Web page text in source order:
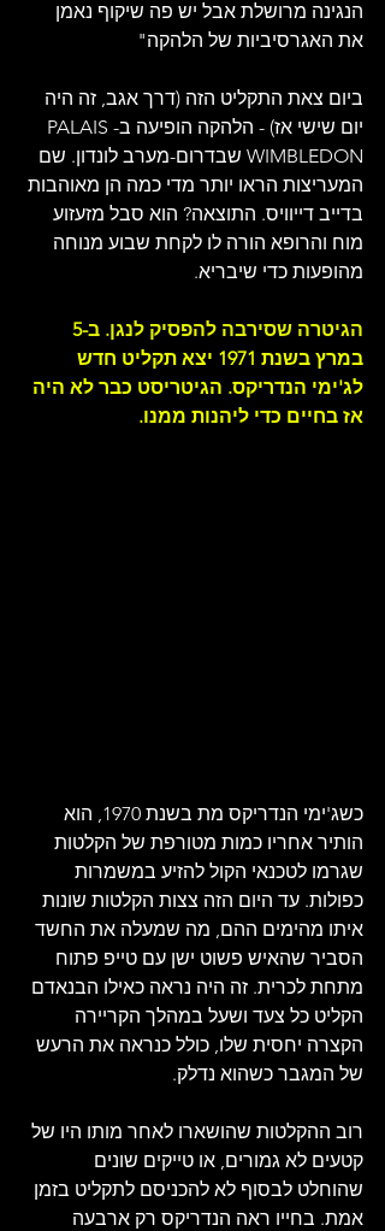
הנגינה מרושלת אבל יש פה שיקוף נאמן
את האגרסיביות של הלהקה"
ביום צאת התקליט הזה (דרך אגב, זה היה
יום שישי אז) - הלהקה הופיעה ב-PALAIS
WIMBLEDON שבדרום-מערב לונדון. שם
המעריצות הראו יותר מדי כמה הן מאוהבות
בדייב דייוויס. התוצאה? הוא סבל מזעזוע
מוח והרופא הורה לו לקחת שבוע מנוחה
מהופעות כדי שיבריא.
הגיטרה שסירבה להפסיק לנגן. ב
במרץ בשנת 1971 יצא תקליט חדש
לג'ימי הנדריקס. הגיטריסט כבר לא היה
אז בחיים כדי ליהנות ממנו.
כשג'ימי הנדריקס מת בשנת 1970, הוא
הותיר אחריו כמות מטורפת של הקלטות
שגרמו לטכנאי הקול להזיע במשמרות
כפולות. עד היום הזה צצות הקלטות שונות
איתו מהימים ההם, מה שמעלה את החשד
הסביר שהאיש פשוט ישן עם טייפ פתוח
מתחת לכרית. זה היה נראה כאילו הבנאדם
הקליט כל צעד ושעל במהלך הקריירה
הקצרה יחסית שלו, כולל כנראה את הרעש
של המגבר כשהוא נדלק.
רוב ההקלטות שהושארו לאחר מותו היו של
קטעים לא גמורים, או טייקים שונים
שהוחלט לבסוף לא להכניסם לתקליט בזמן
אמת. בחייו ראה הנדריקס רק ארבעה